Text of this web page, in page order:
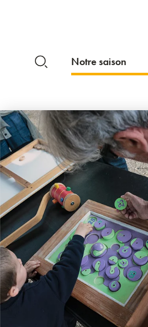
Notre saison